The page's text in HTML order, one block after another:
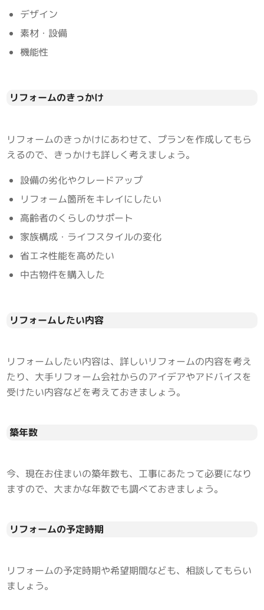
デザイン
素材・設備
機能性
リフォームのきっかけ
リフォームのきっかけにあわせて、プランを作成してもら
えるので、きっかけも詳しく考えましょう。
設備の劣化やクレードアップ
リフォーム箇所をキレイにしたい
高齢者のくらしのサポート
家族構成・ライフスタイルの変化
省エネ性能を高めたい
中古物件を購入した
リフォームしたい内容
リフォームしたい内容は、詳しいリフォームの内容を考え
たり、大手リフォーム会社からのアイデアやアドバイスを
受けたい内容などを考えておきましょう。
築年数
今、現在お住まいの築年数も、工事にあたって必要になり
ますので、大まかな年数でも調べておきましょう。
リフォームの予定時期
リフォームの予定時期や希望期間なども、相談してもらい
ましょう。